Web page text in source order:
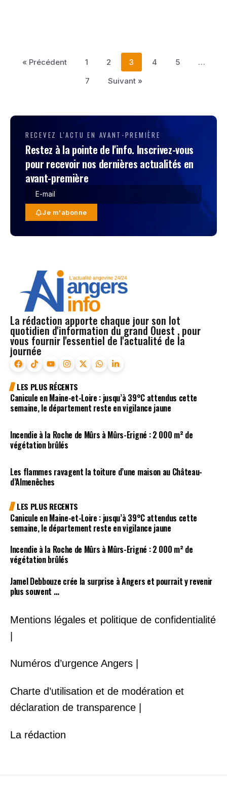
« Précédent 1 2 3 4 5
…
7
Suivant »
RECEVEZ L'ACTU EN AVANT-PREMIÈRE
Restez à la pointe de l'info. Inscrivez-vous
pour recevoir nos dernières actualités en
avant-première
Je m'abonne
La rédaction apporte chaque jour son lot
quotidien d'information du grand Ouest , pour
vous fournir l'essentiel de l'actualité de la
journée
LES PLUS RÉCENTS
Canicule en Maine-et-Loire : jusqu’à 39°C attendus cette
semaine, le département reste en vigilance jaune
Incendie à la Roche de Mûrs à Mûrs-Erigné : 2 000 m² de
végétation brûlés
Les flammes ravagent la toiture d’une maison au Château-
d’Almenêches
LES PLUS RECENTS
Canicule en Maine-et-Loire : jusqu’à 39°C attendus cette
semaine, le département reste en vigilance jaune
Incendie à la Roche de Mûrs à Mûrs-Erigné : 2 000 m² de
végétation brûlés
Jamel Debbouze crée la surprise à Angers et pourrait y revenir
plus souvent …
Mentions légales et politique de confidentialité
Numéros d’urgence Angers |
Charte d’utilisation et de modération et
déclaration de transparence |
La rédaction